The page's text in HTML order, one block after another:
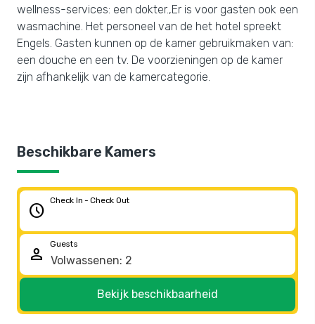
wellness-services: een dokter.,Er is voor gasten ook een
wasmachine. Het personeel van de het hotel spreekt
Engels. Gasten kunnen op de kamer gebruikmaken van:
een douche en een tv. De voorzieningen op de kamer
zijn afhankelijk van de kamercategorie.
Beschikbare Kamers
schedule
Check In - Check Out
person
Guests
Bekijk beschikbaarheid